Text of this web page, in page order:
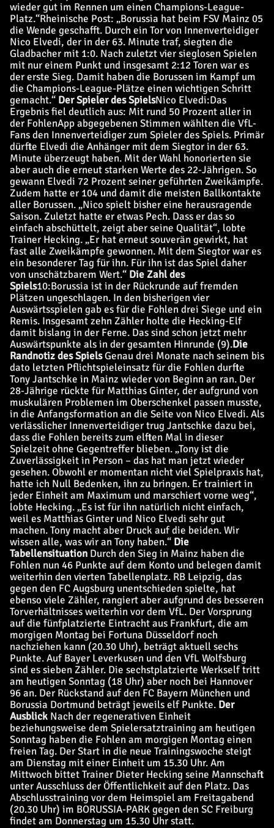
wieder gut im Rennen um einen Champions-League-
Platz.“Rheinische Post: „Borussia hat beim FSV Mainz 05
die Wende geschafft. Durch ein Tor von Innenverteidiger
Nico Elvedi, der in der 63. Minute traf, siegten die
Gladbacher mit 1:0. Nach zuletzt vier sieglosen Spielen
mit nur einem Punkt und insgesamt 2:12 Toren war es
der erste Sieg. Damit haben die Borussen im Kampf um
die Champions-League-Plätze einen wichtigen Schritt
gemacht.“ Der Spieler des SpielsNico Elvedi:Das
Ergebnis fiel deutlich aus: Mit rund 50 Prozent aller in
der FohlenApp abgegebenen Stimmen wählten die VfL-
Fans den Innenverteidiger zum Spieler des Spiels. Primär
dürfte Elvedi die Anhänger mit dem Siegtor in der 63.
Minute überzeugt haben. Mit der Wahl honorierten sie
aber auch die erneut starken Werte des 22-Jährigen. So
gewann Elvedi 72 Prozent seiner geführten Zweikämpfe.
Zudem hatte er 104 und damit die meisten Ballkontakte
aller Borussen. „Nico spielt bisher eine herausragende
Saison. Zuletzt hatte er etwas Pech. Dass er das so
einfach abschüttelt, zeigt aber seine Qualität“, lobte
Trainer Hecking. „Er hat erneut souverän gewirkt, hat
fast alle Zweikämpfe gewonnen. Mit dem Siegtor war es
ein besonderer Tag für ihn. Für ihn ist das Spiel daher
von unschätzbarem Wert.“ Die Zahl des
Spiels10:Borussia ist in der Rückrunde auf fremden
Plätzen ungeschlagen. In den bisherigen vier
Auswärtsspielen gab es für die Fohlen drei Siege und ein
Remis. Insgesamt zehn Zähler holte die Hecking-Elf
damit bislang in der Ferne. Das sind schon jetzt mehr
Auswärtspunkte als in der gesamten Hinrunde (9).Die
Randnotiz des SpielsGenau drei Monate nach seinem bis
dato letzten Pflichtspieleinsatz für die Fohlen durfte
Tony Jantschke in Mainz wieder von Beginn an ran. Der
28-Jährige rückte für Matthias Ginter, der aufgrund von
muskulären Problemen im Oberschenkel passen musste,
in die Anfangsformation an die Seite von Nico Elvedi. Als
verlässlicher Innenverteidiger trug Jantschke dazu bei,
dass die Fohlen bereits zum elften Mal in dieser
Spielzeit ohne Gegentreffer blieben. „Tony ist die
Zuverlässigkeit in Person – das hat man jetzt wieder
gesehen. Obwohl er momentan nicht viel Spielpraxis hat,
hatte ich Null Bedenken, ihn zu bringen. Er trainiert in
jeder Einheit am Maximum und marschiert vorne weg“,
lobte Hecking. „Es ist für ihn natürlich nicht einfach,
weil es Matthias Ginter und Nico Elvedi sehr gut
machen. Tony macht aber Druck auf die beiden. Wir
wissen alle, was wir an Tony haben.“ Die
Tabellensituation Durch den Sieg in Mainz haben die
Fohlen nun 46 Punkte auf dem Konto und belegen damit
weiterhin den vierten Tabellenplatz. RB Leipzig, das
gegen den FC Augsburg unentschieden spielte, hat
ebenso viele Zähler, rangiert aber aufgrund des besseren
Torverhältnisses weiterhin vor dem VfL. Der Vorsprung
auf die fünfplatzierte Eintracht aus Frankfurt, die am
morgigen Montag bei Fortuna Düsseldorf noch
nachziehen kann (20.30 Uhr), beträgt aktuell sechs
Punkte. Auf Bayer Leverkusen und den VfL Wolfsburg
sind es sieben Zähler. Die sechstplatzierte Werkself tritt
am heutigen Sonntag (18 Uhr) aber noch bei Hannover
96 an. Der Rückstand auf den FC Bayern München und
Borussia Dortmund beträgt jeweils elf Punkte. Der
Ausblick Nach der regenerativen Einheit
beziehungsweise dem Spielersatztraining am heutigen
Sonntag haben die Fohlen am morgigen Montag einen
freien Tag. Der Start in die neue Trainingswoche steigt
am Dienstag mit einer Einheit um 15.30 Uhr. Am
Mittwoch bittet Trainer Dieter Hecking seine Mannschaft
unter Ausschluss der Öffentlichkeit auf den Platz. Das
Abschlusstraining vor dem Heimspiel am Freitagabend
(20.30 Uhr) im BORUSSIA-PARK gegen den SC Freiburg
findet am Donnerstag um 15.30 Uhr statt.